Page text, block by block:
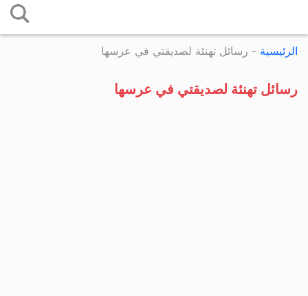
إلى
المحتوى
الرئيسية - رسائل تهنئة لصديقتي في عرسها
رسائل تهنئة لصديقتي في عرسها